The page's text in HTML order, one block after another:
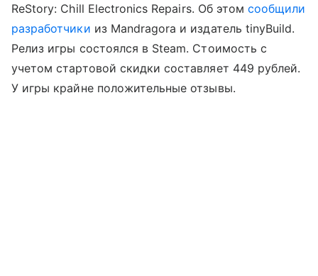
ReStory: Chill Electronics Repairs. Об этомсообщили
разработчики из Mandragora и издатель tinyBuild.
Релиз игры состоялся в Steam. Стоимость с
учетом стартовой скидки составляет 449 рублей.
У игры крайне положительные отзывы.